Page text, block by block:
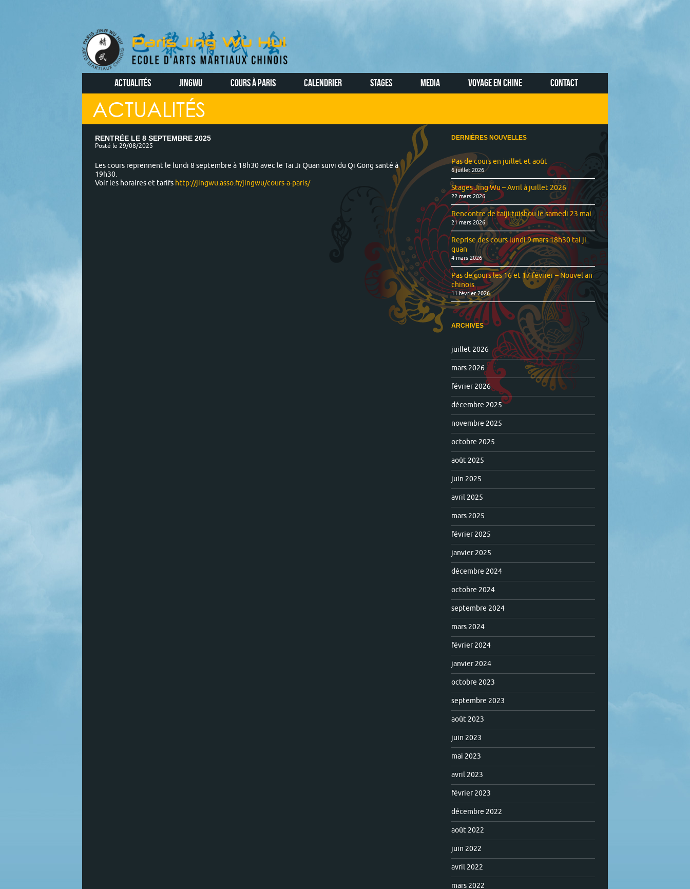
ACTUALITÉS JINGWU COURS À PARIS CALENDRIER STAGES MEDIA VOYAGE EN CHINE CONTACT
ACTUALITÉS
RENTRÉE LE 8 SEPTEMBRE 2025
Posté le 29/08/2025
Les cours reprennent le lundi 8 septembre à 18h30 avec le Tai Ji Quan suivi du Qi Gong santé à
19h30.
Voir les horaires et tarifs http://jingwu.asso.fr/jingwu/cours-a-paris/
DERNIÈRES NOUVELLES
Pas de cours en juillet et août
6 juillet 2026
Stages Jing Wu – Avril à juillet 2026
22 mars 2026
Rencontre de taiji tuishou le samedi 23 mai
21 mars 2026
Reprise des cours lundi 9 mars 18h30 tai ji
quan
4 mars 2026
Pas de cours les 16 et 17 février – Nouvel an
chinois
11 février 2026
ARCHIVES
juillet 2026
mars 2026
février 2026
décembre 2025
novembre 2025
octobre 2025
août 2025
juin 2025
avril 2025
mars 2025
février 2025
janvier 2025
décembre 2024
octobre 2024
septembre 2024
mars 2024
février 2024
janvier 2024
octobre 2023
septembre 2023
août 2023
juin 2023
mai 2023
avril 2023
février 2023
décembre 2022
août 2022
juin 2022
avril 2022
mars 2022